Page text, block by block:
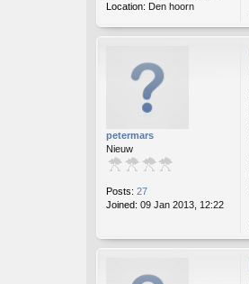
Location: Den hoorn
petermars
Nieuw
Posts: 27
Joined: 09 Jan 2013, 12:22